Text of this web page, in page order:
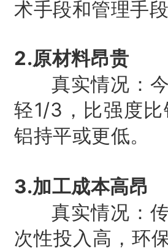
术手段和管理手
2.原材料昂贵
真实情况：今
轻1/3，比强度
铝持平或更低。
3.加工成本高昂
真实情况：传
次性投入高，环